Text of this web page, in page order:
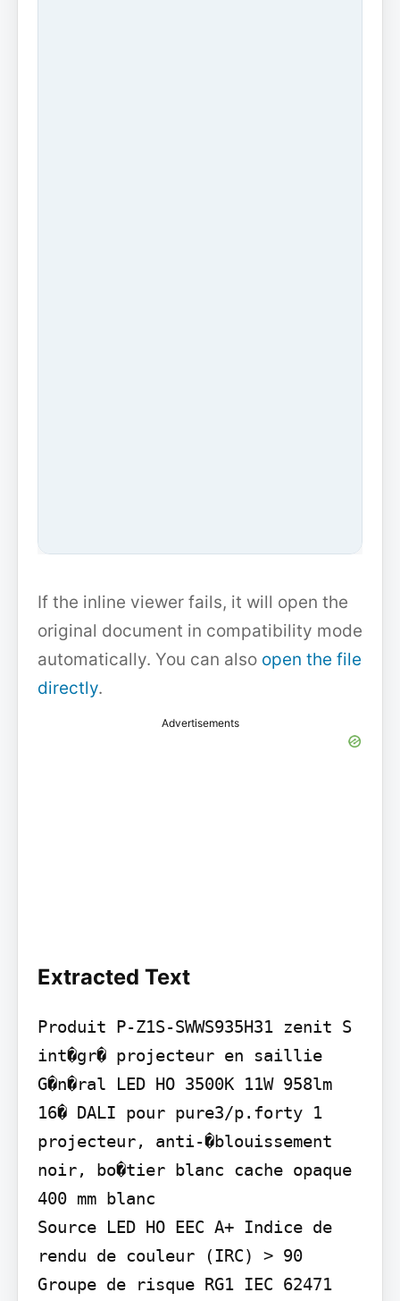
If the inline viewer fails, it will open the
original document in compatibility mode
automatically. You can also open the file
directly.
Advertisements
Extracted Text
Produit P-Z1S-SWWS935H31 zenit S
int�gr� projecteur en saillie
G�n�ral LED HO 3500K 11W 958lm
16� DALI pour pure3/p.forty 1
projecteur, anti-�blouissement
noir, bo�tier blanc cache opaque
400 mm blanc
Source LED HO EEC A+ Indice de
rendu de couleur (IRC) > 90
Groupe de risque RG1 IEC 62471